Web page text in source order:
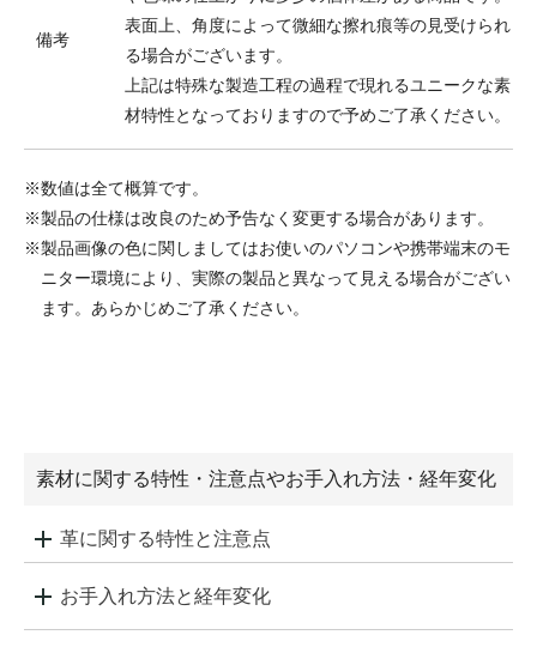
備考
表面上、角度によって微細な擦れ痕等の見受けられ
る場合がございます。
上記は特殊な製造工程の過程で現れるユニークな素
材特性となっておりますので予めご了承ください。
※数値は全て概算です。
※製品の仕様は改良のため予告なく変更する場合があります。
※製品画像の色に関しましてはお使いのパソコンや携帯端末のモ
ニター環境により、実際の製品と異なって見える場合がござい
ます。あらかじめご了承ください。
素材に関する特性・注意点やお手入れ方法・経年変化
革に関する特性と注意点
お手入れ方法と経年変化